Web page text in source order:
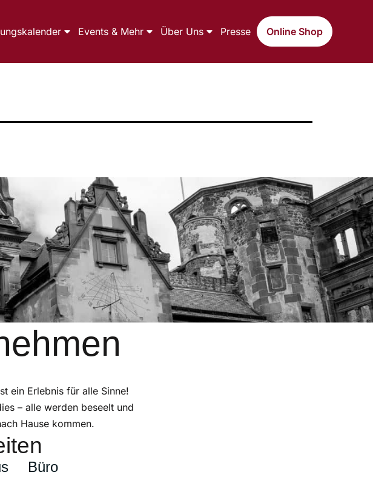
Events & Mehr Über Uns Presse Online Shop
ein Erlebnis für alle Sinne!
– alle werden beseelt und
Hause kommen.
Büro